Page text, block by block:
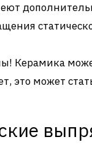
Керамика
это может